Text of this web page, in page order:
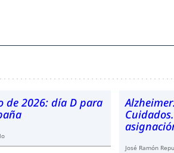
de 2026: día D para
José Ramón